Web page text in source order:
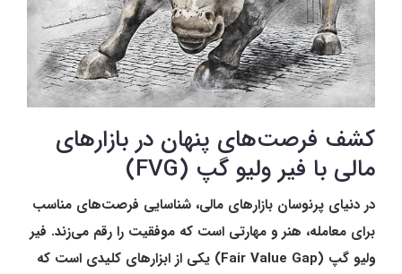
کشف فرصت‌های پنهان در بازارهای
مالی با فیر ولیو گپ (FVG)
در دنیای پرنوسان بازارهای مالی، شناسایی فرصت‌های مناسب
برای معامله، هنر و مهارتی است که موفقیت را رقم می‌زند. فیر
ولیو گپ (Fair Value Gap) یکی از ابزارهای کلیدی است که